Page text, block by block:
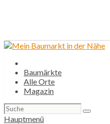
Baumärkte
Alle Orte
Magazin
Suchen
nach:
Hauptmenü